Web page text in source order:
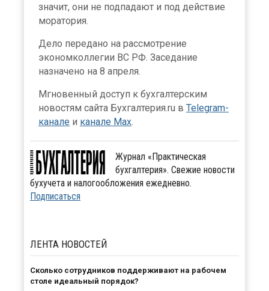
значит, они не подпадают и под действие
моратория.
Дело передано на рассмотрение
экономколлегии ВС РФ. Заседание
назначено на 8 апреля.
Мгновенный доступ к бухгалтерским
новостям сайта Бухгалтерия.ru в Telegram-
канале и канале Max.
Журнал «Практическая
бухгалтерия». Свежие новости
бухучета и налогообложения ежедневно.
Подписаться
ЛЕНТА НОВОСТЕЙ
Сколько сотрудников поддерживают на рабочем
столе идеальный порядок?